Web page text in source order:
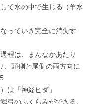
て水の中で生じる（羊水
っていき完全に消失す
程は、まんなかあたり
、頭側と尾側の両方向に
は「神経ヒダ」
弓のふくらみができる。